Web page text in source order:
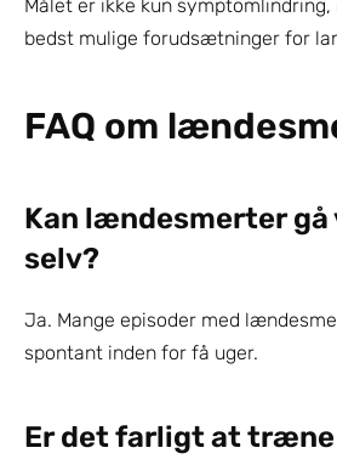
Målet er ikke kun symptomlindring,
bedst mulige forudsætninger for
FAQ om
Kan lændesmerter
selv?
Ja. Mange episoder med
spontant inden for få uger.
Er det farligt at træne